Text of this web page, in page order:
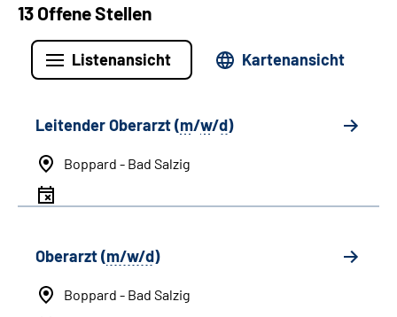
13 Offene Stellen
Listenansicht Kartenansicht
Leitender Oberarzt (m/w/d)
Boppard - Bad Salzig
Oberarzt (m/w/d)
Boppard - Bad Salzig